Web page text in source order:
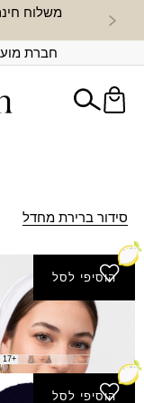
משלוח חינם
חברת
סידור ברירת מחדל
הוסיפי לסל
בנדנה גומי
₪
45.00
+17 צבעים
הוסיפי לסל